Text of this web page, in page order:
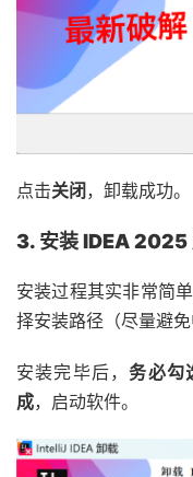
点击关闭 ，卸载成功。
3. 安装 IDEA 2025
安装过程其实非常简
择安装路径（尽量避免
安装完毕后，务必勾
成，启动软件。